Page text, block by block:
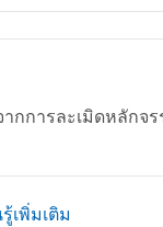
กการละเมิดหลักจ
เพิ่มเติม